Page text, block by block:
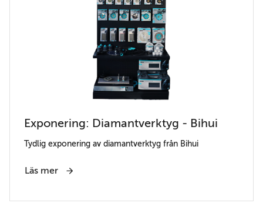
Exponering: Diamantverktyg - Bihui
Tydlig exponering av diamantverktyg från Bihui
Läs mer